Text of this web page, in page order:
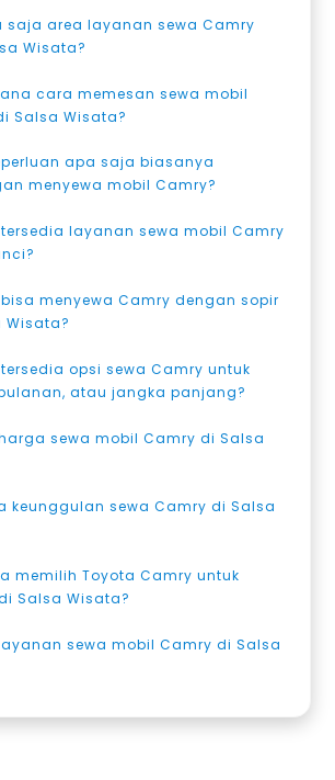
saja area layanan sewa Camry
Wisata?
cara memesan sewa mobil
Salsa Wisata?
apa saja biasanya
menyewa mobil Camry?
layanan sewa mobil Camry
menyewa Camry dengan sopir
Wisata?
opsi sewa Camry untuk
atau jangka panjang?
sewa mobil Camry di Salsa
keunggulan sewa Camry di Salsa
memilih Toyota Camry untuk
Salsa Wisata?
sewa mobil Camry di Salsa